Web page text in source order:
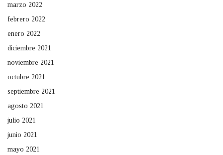
marzo 2022
febrero 2022
enero 2022
diciembre 2021
noviembre 2021
octubre 2021
septiembre 2021
agosto 2021
julio 2021
junio 2021
mayo 2021